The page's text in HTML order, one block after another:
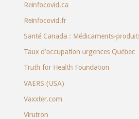
Reinfocovid.ca
Reinfocovid.fr
Santé Canada : Médicaments-
Taux d’occupation urgences Québec
Truth for Health Foundation
VAERS (USA)
Vaxxter.com
Virutron